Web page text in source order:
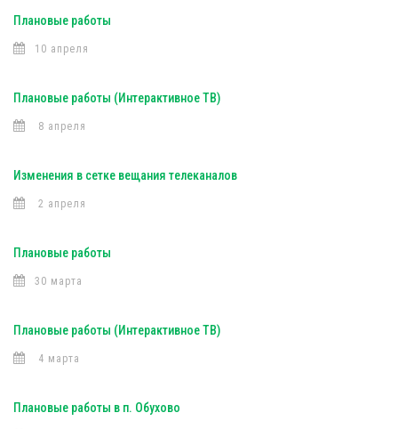
Плановые работы
10 апреля
Плановые работы (Интерактивное ТВ)
8 апреля
Изменения в сетке вещания телеканалов
2 апреля
Плановые работы
30 марта
Плановые работы (Интерактивное ТВ)
4 марта
Плановые работы в п. Обухово